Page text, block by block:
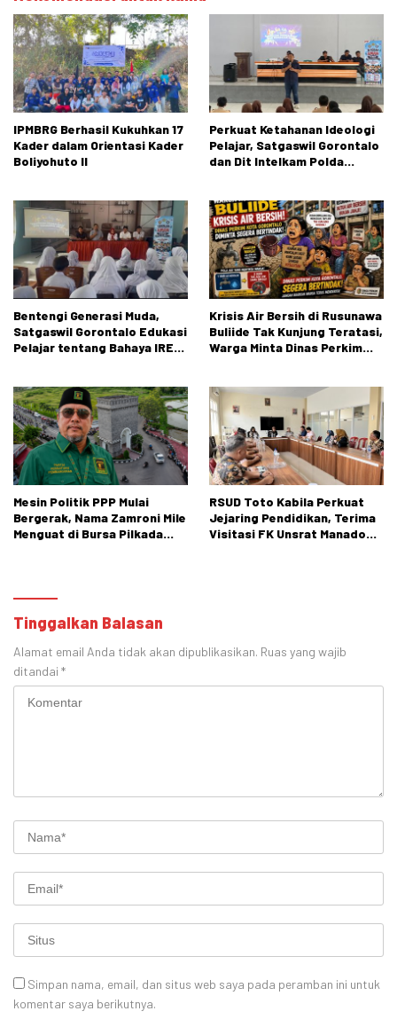
IPMBRG Berhasil Kukuhkan 17
Kader dalam Orientasi Kader
Boliyohuto II
Perkuat Ketahanan Ideologi
Pelajar, Satgaswil Gorontalo
dan Dit Intelkam Polda
Negeri 1 Kabila
Bentengi Generasi Muda,
Satgaswil Gorontalo Edukasi
Pelajar tentang Bahaya IRET,
Krisis Air Bersih di Rusunawa
Buliide Tak Kunjung Teratasi,
Warga Minta Dinas Perkim
Mesin Politik PPP Mulai
Bergerak, Nama Zamroni Mile
Menguat di Bursa Pilkada
RSUD Toto Kabila Perkuat
Jejaring Pendidikan, Terima
Visitasi FK Unsrat Manado
Tinggalkan Balasan
Alamat email Anda tidak akan dipublikasikan. Ruas yang wajib
ditandai *
Simpan nama, email, dan situs web saya pada peramban ini untuk
komentar saya berikutnya.